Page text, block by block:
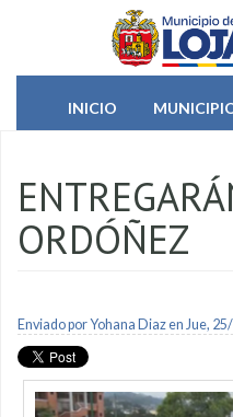
Pasar al contenido principal
INICIO
ORDÓÑEZ
Enviado porYohana Diazen Jue,